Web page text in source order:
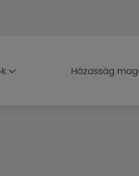
Házasság